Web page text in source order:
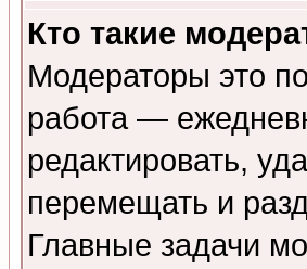
Кто такие
Модераторы это
работа —
редактировать,
перемещать и
Главные задачи